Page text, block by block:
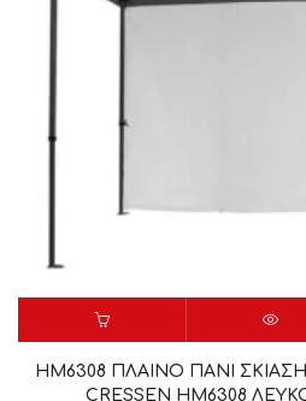
HM6308 ΠΛΑΙΝΟ ΠΑΝΙ
CRESSEN HM6308